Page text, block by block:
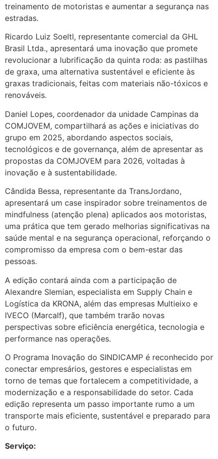
treinamento de motoristas e aumentar a segurança nas
estradas.
Ricardo Luiz Soeltl, representante comercial da GHL
Brasil Ltda., apresentará uma inovação que promete
revolucionar a lubrificação da quinta roda: as pastilhas
de graxa, uma alternativa sustentável e eficiente às
graxas tradicionais, feitas com materiais não-tóxicos e
renováveis.
Daniel Lopes, coordenador da unidade Campinas da
COMJOVEM, compartilhará as ações e iniciativas do
grupo em 2025, abordando aspectos sociais,
tecnológicos e de governança, além de apresentar as
propostas da COMJOVEM para 2026, voltadas à
inovação e à sustentabilidade.
Cândida Bessa, representante da TransJordano,
apresentará um case inspirador sobre treinamentos de
mindfulness (atenção plena) aplicados aos motoristas,
uma prática que tem gerado melhorias significativas na
saúde mental e na segurança operacional, reforçando o
compromisso da empresa com o bem-estar das
pessoas.
A edição contará ainda com a participação de
Alexandre Slemian, especialista em Supply Chain e
Logística da KRONA, além das empresas Multieixo e
IVECO (Marcalf), que também trarão novas
perspectivas sobre eficiência energética, tecnologia e
performance nas operações.
O Programa Inovação do SINDICAMP é reconhecido por
conectar empresários, gestores e especialistas em
torno de temas que fortalecem a competitividade, a
modernização e a responsabilidade do setor. Cada
edição representa um passo importante rumo a um
transporte mais eficiente, sustentável e preparado para
o futuro.
Serviço: